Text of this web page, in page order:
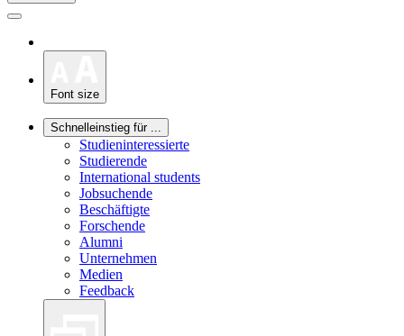
Font size
Schnelleinstieg für ...
Studieninteressierte
Studierende
International students
Jobsuchende
Beschäftigte
Forschende
Alumni
Unternehmen
Medien
Feedback